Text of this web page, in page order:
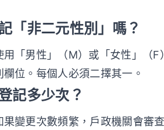
「非二元性別」嗎？
「男性」（M）或「女性」（
位。每個人必須二擇其一。
記多少次？
變更次數頻繁，戶政機關會審